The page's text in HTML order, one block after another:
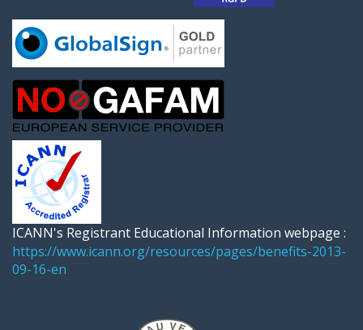
ICANN's Registrant Educational Information webpage :
https://www.icann.org/resources/pages/benefits-2013-
09-16-en